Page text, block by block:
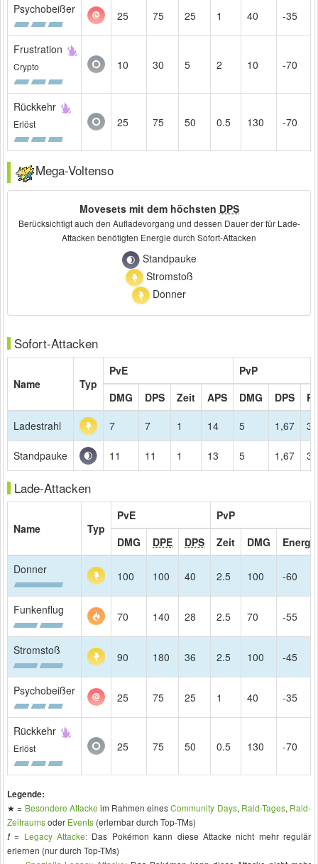
Psychobeißer 25 75 25 1 40 -35
Frustration
Crypto 10 30 5 2 10 -70
Rückkehr
Erlöst 25 75 50 0.5 130 -70
Mega-Voltenso
Movesets mit dem höchsten DPS
Berücksichtigt auch den Aufladevorgang und dessen Dauer der für Lade-
Attacken benötigten Energie durch Sofort-Attacken
Standpauke
Stromstoß
Donner
Sofort-Attacken
Name Typ
PvE
PvP
DMG
DPS Zeit APS DMG DPS
Ladestrahl
7 7 1 14 5 1,67 3
Standpauke 11 11 1 13 5 1,67 3
Lade-Attacken
Name Typ
PvE
PvP
DMG
DPE DPS Zeit DMG
Donner
100 100 40 2.5 100 -60
Funkenflug 70 140 28 2.5 70 -55
Stromstoß 90 180 36 2.5 100 -45
Psychobeißer 25 75 25 1 40 -35
Rückkehr
Erlöst 25 75 50 0.5 130 -70
Legende:
★ = Besondere Attacke im Rahmen einesCommunity Days, Raid-Tages, Raid-
Zeitraumsoder Events (erlernbar durch Top-TMs)
!= Legacy Attacke: Das Pokémon kann diese Attacke nicht mehr regulär
erlernen (nur durch Top-TMs)